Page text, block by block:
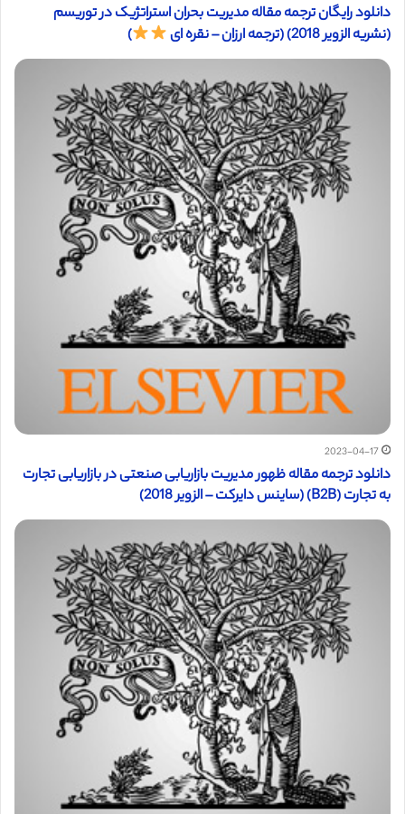
دانلود رایگان ترجمه مقاله مدیریت بحران استراتژیک در توریسم
(نشریه الزویر 2018) (ترجمه ارزان – نقره ای
)
2023-04-17
دانلود ترجمه مقاله ظهور مدیریت بازاریابی صنعتی در بازاریابی تجارت
به تجارت (B2B) (ساینس دایرکت – الزویر 2018)